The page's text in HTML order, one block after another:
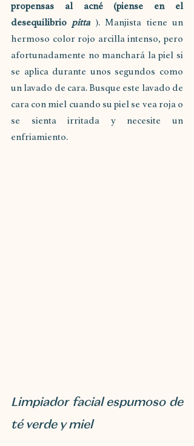
propensas al acné (piense en el
desequilibrio pitta ). Manjista tiene un
hermoso color rojo arcilla intenso, pero
afortunadamente no manchará la piel si
se aplica durante unos segundos como
un lavado de cara. Busque este lavado de
cara con miel cuando su piel se vea roja o
se sienta irritada y necesite un
enfriamiento.
Limpiador facial espumoso de
té verde y miel